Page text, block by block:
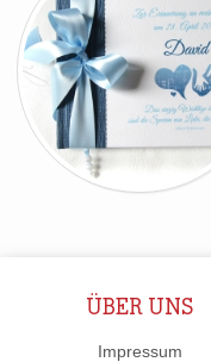
ÜBER UNS
Impressum